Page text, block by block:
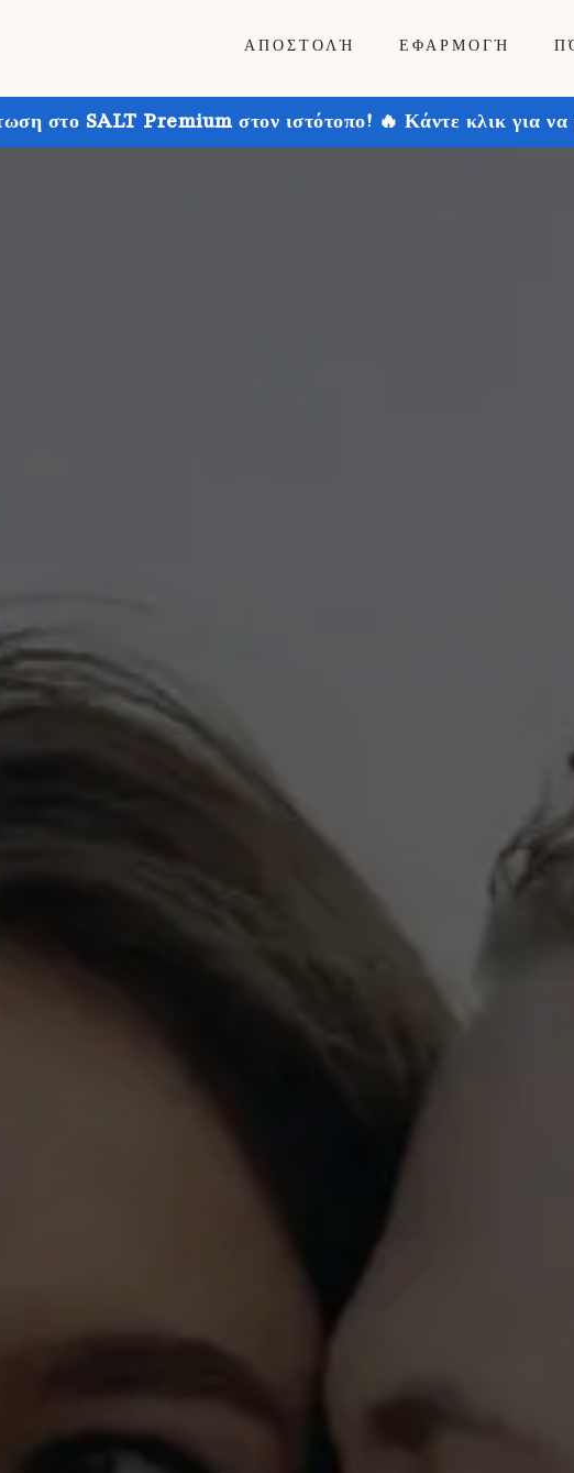
ΑΠΟΣΤΟΛΉ ΕΦΑΡΜΟΓΉ
στο SALT Premium στον ιστότοπο! 🔥 Κάντε κλικ για να